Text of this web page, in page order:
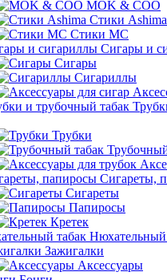
MOK & COO
Стики Ashima
Стики MC
Сигары и
Сигары
Сигариллы
Трубки
Сигареты,
Сигареты
Папиросы
Кретек
Нюхательный
Зажигалки
Аксессуары